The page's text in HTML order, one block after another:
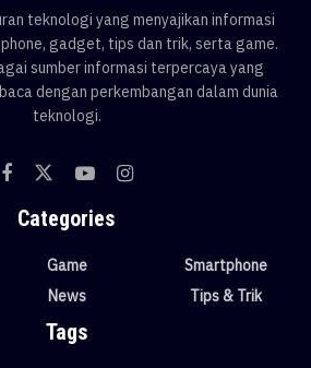
teknologi yang menyajikan informasi
gadget, tips dan trik, serta game.
sumber informasi terpercaya yang
dengan perkembangan dalam dunia
teknologi.
Categories
Game
News
Smartphone
Tips & Trik
Tags